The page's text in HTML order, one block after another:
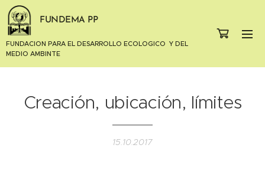
FUNDEMA PP
FUNDACION PARA EL DESARROLLO ECOLOGICO Y DEL
MEDIO AMBINTE
Creación, ubicación, límites
15.10.2017